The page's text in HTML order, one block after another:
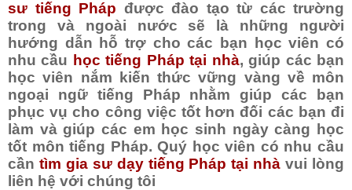
sư tiếng Pháp được đào tạo từ các trường
trong và ngoài nước sẽ là những người
hướng dẫn hỗ trợ cho các bạn học viên có
nhu cầu học tiếng Pháp tại nhà, giúp các bạn
học viên nắm kiến thức vững vàng về môn
ngoại ngữ tiếng Pháp nhằm giúp các bạn
phục vụ cho công việc tốt hơn đối các bạn đi
làm và giúp các em học sinh ngày càng học
tốt môn tiếng Pháp. Quý học viên có nhu cầu
cần tìm gia sư dạy tiếng Pháp tại nhà vui lòng
liên hệ với chúng tôi